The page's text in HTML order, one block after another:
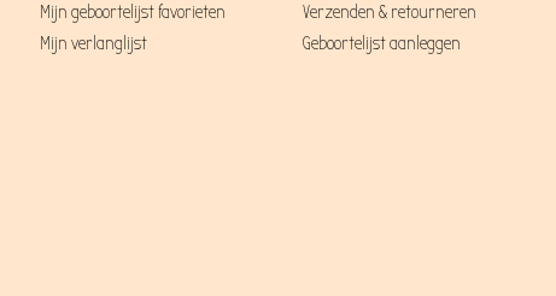
Mijn geboortelijst favorieten
Mijn verlanglijst
Verzenden & retourneren
Geboortelijst aanleggen